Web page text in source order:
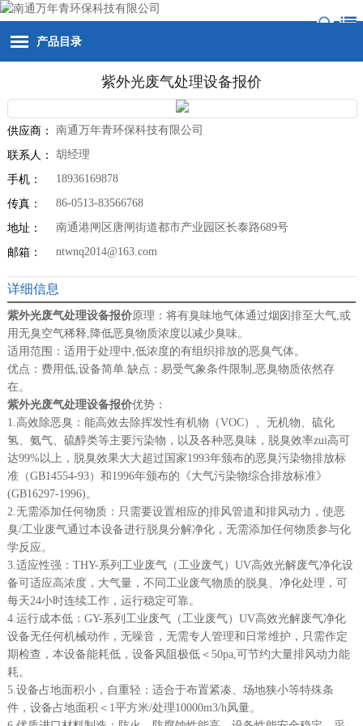
产品目录
紫外光废气处理设备报价
供应商： 南通万年青环保科技有限公司
联系人： 胡经理
手机： 18936169878
传真： 86-0513-83566768
地址： 南通港闸区唐闸街道都市产业园区长泰路689号
邮箱： ntwnq2014@163.com
详细信息
紫外光废气处理设备报价原理：将有臭味地气体通过烟囱排至大气,或
用无臭空气稀释,降低恶臭物质浓度以减少臭味。
适用范围：适用于处理中,低浓度的有组织排放的恶臭气体。
优点：费用低,设备简单.缺点：易受气象条件限制,恶臭物质依然存
在。
紫外光废气处理设备报价优势：
1.高效除恶臭：能高效去除挥发性有机物（VOC）、无机物、硫化
氢、氨气、硫醇类等主要污染物，以及各种恶臭味，脱臭效率zui高可
达99%以上，脱臭效果大大超过国家1993年颁布的恶臭污染物排放标
准（GB14554-93）和1996年颁布的《大气污染物综合排放标准》
(GB16297-1996)。
2.无需添加任何物质：只需要设置相应的排风管道和排风动力，使恶
臭/工业废气通过本设备进行脱臭分解净化，无需添加任何物质参与化
学反应。
3.适应性强：THY-系列工业废气（工业废气）UV高效光解废气净化设
备可适应高浓度，大气量，不同工业废气物质的脱臭、净化处理，可
每天24小时连续工作，运行稳定可靠。
4.运行成本低：GY-系列工业废气（工业废气）UV高效光解废气净化
设备无任何机械动作，无噪音，无需专人管理和日常维护，只需作定
期检查，本设备能耗低，设备风阻极低＜50pa,可节约大量排风动力能
耗。
5.设备占地面积小，自重轻：适合于布置紧凑、场地狭小等特殊条
件，设备占地面积＜1平方米/处理10000m3/h风量。